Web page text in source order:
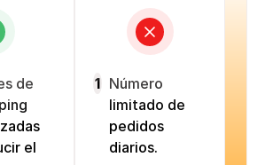
de
el
1 Número
limitado de
pedidos
diarios.